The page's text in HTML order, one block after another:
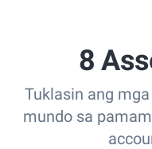
8
Tuklasin ang
mundo sa